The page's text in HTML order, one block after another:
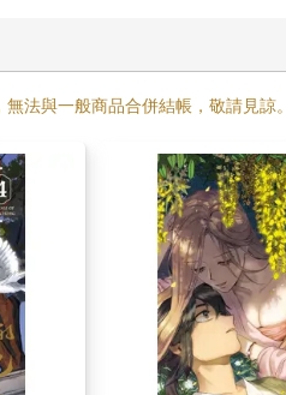
法與一般商品合併結帳，敬請見諒。